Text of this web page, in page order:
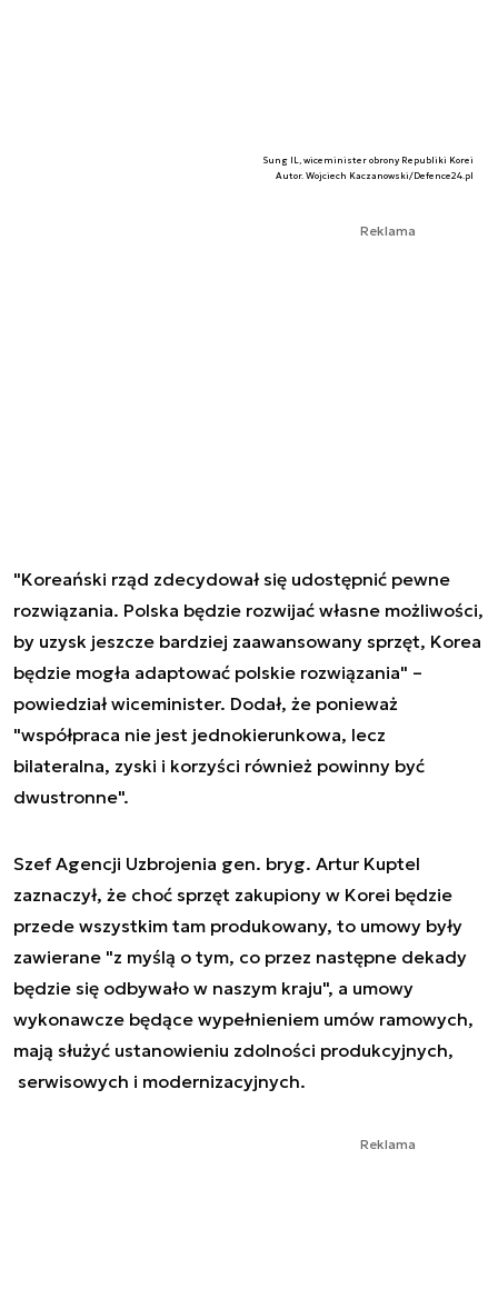
Sung IL, wiceminister obrony Republiki Korei
Autor. Wojciech Kaczanowski/Defence24.pl
Reklama
"Koreański rząd zdecydował się udostępnić pewne
rozwiązania. Polska będzie rozwijać własne możliwości,
by uzysk jeszcze bardziej zaawansowany sprzęt, Korea
będzie mogła adaptować polskie rozwiązania" –
powiedział wiceminister. Dodał, że ponieważ
"współpraca nie jest jednokierunkowa, lecz
bilateralna, zyski i korzyści również powinny być
dwustronne".
Szef Agencji Uzbrojenia gen. bryg. Artur Kuptel
zaznaczył, że choć sprzęt zakupiony w Korei będzie
przede wszystkim tam produkowany, to umowy były
zawierane "z myślą o tym, co przez następne dekady
będzie się odbywało w naszym kraju", a umowy
wykonawcze będące wypełnieniem umów ramowych,
mają służyć ustanowieniu zdolności produkcyjnych,
serwisowych i modernizacyjnych.
Reklama